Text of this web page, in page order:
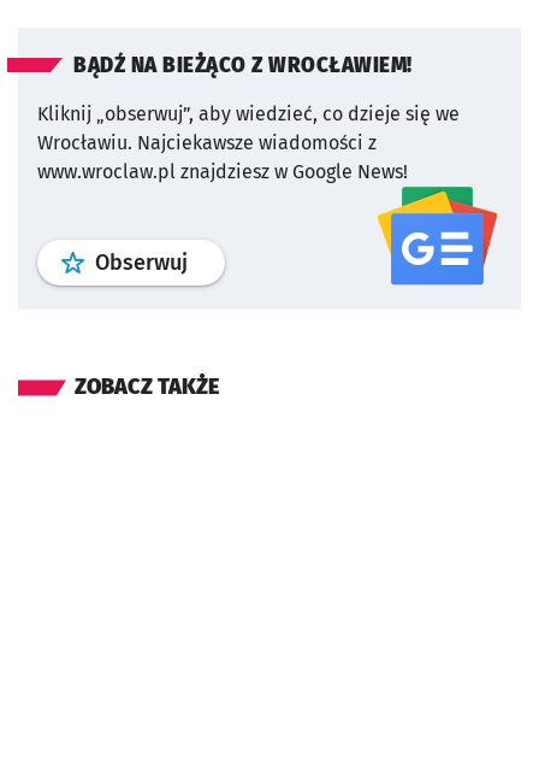
BĄDŹ NA BIEŻĄCO Z WROCŁAWIEM!
Kliknij „obserwuj”, aby wiedzieć, co dzieje się we
Wrocławiu. Najciekawsze wiadomości z
www.wroclaw.pl znajdziesz w Google News!
Obserwuj profil serwisu
ZOBACZ TAKŻE